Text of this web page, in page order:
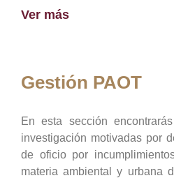
Ver más
Gestión PAOT
En esta sección
investigación motivadas por
de oficio por
materia ambiental y urbana